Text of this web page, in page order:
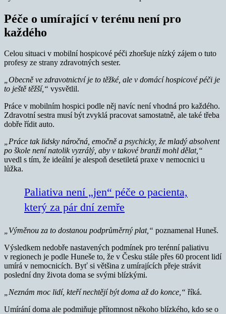
Péče o umírající v terénu není pro
každého
Celou situaci v mobilní hospicové péči zhoršuje nízký zájem o tuto
profesy ze strany zdravotných sester.
„Obecně ve zdravotnictví je to těžké, ale v domácí hospicové péči je
to ještě těžší,“ vysvětlil.
Práce v mobilním hospici podle něj navíc není vhodná pro každého.
Zdravotní sestra musí být zvyklá pracovat samostatně, ale také třeba
dobře řídit auto.
„Práce tak lidsky náročná, emočně a psychicky, že mladý absolvent
po škole není natolik vyzrálý, aby v takové branži mohl dělat,“
uvedl s tím, že ideální je alespoň desetiletá praxe v nemocnici u
lůžka.
Paliativa není „jen“ péče o pacienta,
který za pár dní zemře
„Výměnou za to dostanou podprůměrný plat,“ poznamenal Huneš.
Výsledkem nedobře nastavených podmínek pro terénní paliativu
v regionech je podle Huneše to, že v Česku stále přes 60 procent lidí
umírá v nemocnicích. Byť si většina z umírajících přeje strávit
poslední dny života doma se svými blízkými.
„Neznám moc lidí, kteří nechtějí být doma až do konce,“ říká.
Umírání doma ale podmiňuje přítomnost někoho blízkého, kdo se o